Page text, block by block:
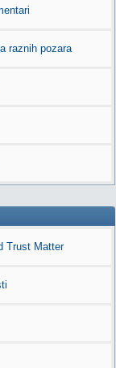
raznih pozara
Trust Matter